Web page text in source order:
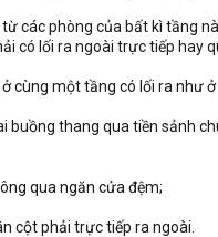
các phòng của bất kì tầng
có lối ra ngoài trực tiếp hay
cùng một tầng có lối ra như ở
buồng thang qua tiền sảnh
qua ngăn cửa đệm;
cột phải trực tiếp ra ngoài.